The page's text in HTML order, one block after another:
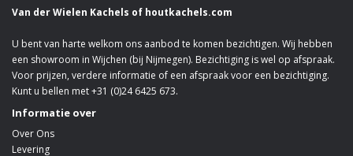
Van der Wielen Kachels of houtkachels.com
U bent van harte welkom ons aanbod te komen bezichtigen. Wij hebben
een showroom in Wijchen (bij Nijmegen). Bezichtiging is wel op afspraak.
Voor prijzen, verdere informatie of een afspraak voor een bezichtiging.
Kunt u bellen met +31 (0)24 6425 673.
Informatie over
Over Ons
Levering